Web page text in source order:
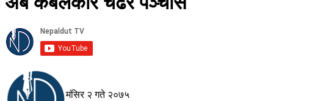
मंसिर २ गते २०७५